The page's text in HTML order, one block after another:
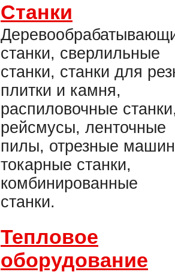
Станки
станки, сверлильные
станки, станки для
плитки и камня,
распиловочные
рейсмусы, ленточные
пилы, отрезные
токарные станки,
комбинированные
станки.
Тепловое
оборудование